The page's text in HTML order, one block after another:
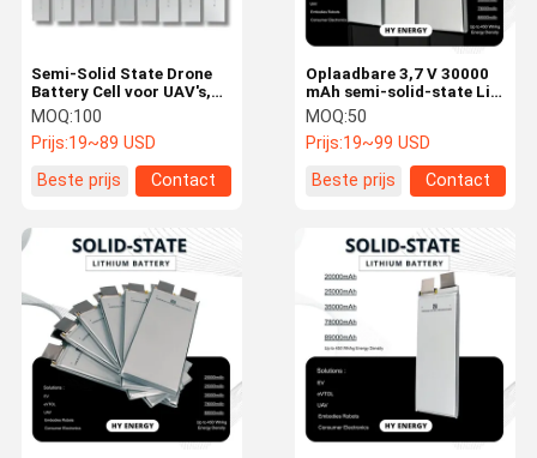
Semi-Solid State Drone
Battery Cell voor UAV's,
EVTOL's en toepassingen
in de luchtvaart op lage
hoogte
MOQ:100
Prijs:19~89 USD
Beste prijs
Contact
Oplaadbare 3,7 V 30000
mAh semi-solid-state Li-
ion batterijcel met hoge
veiligheidsprestaties
MOQ:50
Prijs:19~99 USD
Beste prijs
Contact